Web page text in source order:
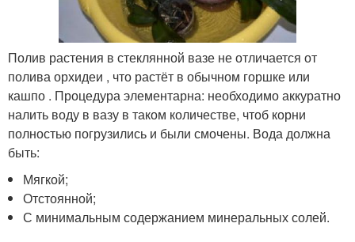
Полив растения в стеклянной вазе не отличается от
полива орхидеи , что растёт в обычном горшке или
кашпо . Процедура элементарна: необходимо аккуратно
налить воду в вазу в таком количестве, чтоб корни
полностью погрузились и были смочены. Вода должна
быть:
Мягкой;
Отстоянной;
С минимальным содержанием минеральных солей.